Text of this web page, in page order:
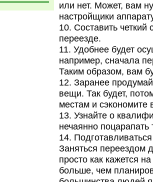
или нет. Может, вам
настройщики
Составить четкий
переезде.
Удобнее будет
например, сначала
Таким образом, вам
Заранее
вещи. Так будет,
местам и сэкономите
Узнайте о
нечаянно
Заняться переездом
просто как кажется
больше, чем